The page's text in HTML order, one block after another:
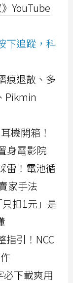
YouTube
下追蹤，科
痕退散、多
Pikmin
機開箱！
身電影院
雷！電池循
家手法
扣1元」是
指引！NCC
必下載爽用